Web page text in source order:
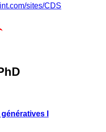
sites/CDS
I